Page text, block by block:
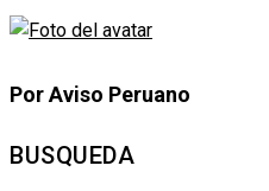
Por Aviso Peruano
BUSQUEDA